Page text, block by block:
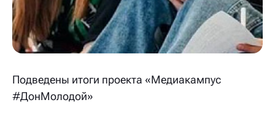
Подведены итоги проекта «Медиакампус
#ДонМолодой»